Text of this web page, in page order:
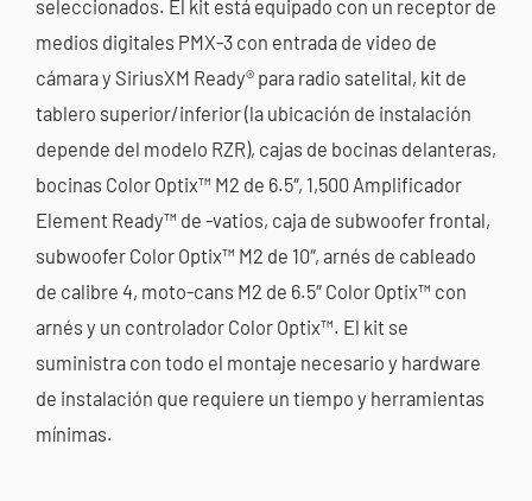
seleccionados. El kit está equipado con un receptor de
medios digitales PMX-3 con entrada de video de
cámara y SiriusXM Ready® para radio satelital, kit de
tablero superior/inferior (la ubicación de instalación
depende del modelo RZR), cajas de bocinas delanteras,
bocinas Color Optix™ M2 de 6.5″, 1,500 Amplificador
Element Ready™ de -vatios, caja de subwoofer frontal,
subwoofer Color Optix™ M2 de 10″, arnés de cableado
de calibre 4, moto-cans M2 de 6.5″ Color Optix™ con
arnés y un controlador Color Optix™. El kit se
suministra con todo el montaje necesario y hardware
de instalación que requiere un tiempo y herramientas
mínimas.